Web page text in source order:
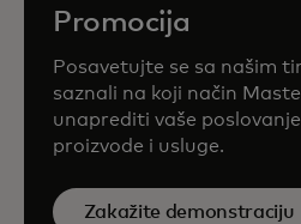
Promocija
Posavetujte se sa našim
saznali na koji način
unaprediti vaše
proizvode i usluge.
Zakažite demonstraciju